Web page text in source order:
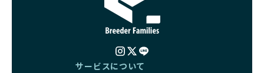
サービスについて